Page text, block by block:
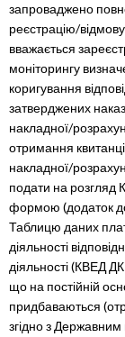
запроваджено
реєстрацію/
вважається
моніторингу
коригування
затверджених
накладної/
отримання
накладної/
подати на розгляд
формою (додаток
Таблицю даних
діяльності
діяльності (КВЕД
що на постійній
придбаваються
згідно з Державним